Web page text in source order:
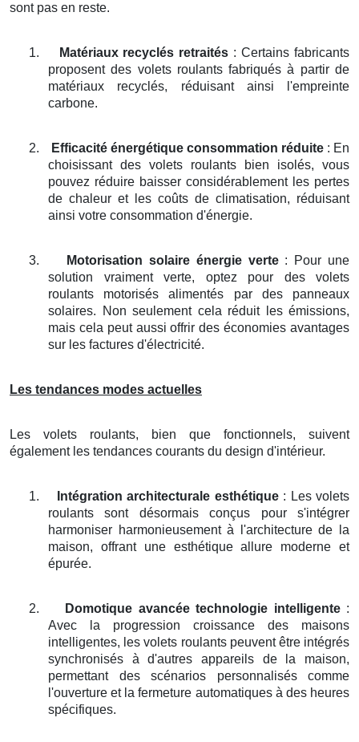
sont pas en reste.
1. Matériaux recyclés retraités : Certains fabricants
proposent des volets roulants fabriqués à partir de
matériaux recyclés, réduisant ainsi l'empreinte
carbone.
2. Efficacité énergétique consommation réduite : En
choisissant des volets roulants bien isolés, vous
pouvez réduire baisser considérablement les pertes
de chaleur et les coûts de climatisation, réduisant
ainsi votre consommation d'énergie.
3. Motorisation solaire énergie verte: Pour une
solution vraiment verte, optez pour des volets
roulants motorisés alimentés par des panneaux
solaires. Non seulement cela réduit les émissions,
mais cela peut aussi offrir des économies avantages
sur les factures d'électricité.
Les tendances modes actuelles
Les volets roulants, bien que fonctionnels, suivent
également les tendances courants du design d'intérieur.
1. Intégration architecturale esthétique: Les volets
roulants sont désormais conçus pour s'intégrer
harmoniser harmonieusement à l'architecture de la
maison, offrant une esthétique allure moderne et
épurée.
2. Domotique avancée technologie intelligente:
Avec la progression croissance des maisons
intelligentes, les volets roulants peuvent être intégrés
synchronisés à d'autres appareils de la maison,
permettant des scénarios personnalisés comme
l'ouverture et la fermeture automatiques à des heures
spécifiques.